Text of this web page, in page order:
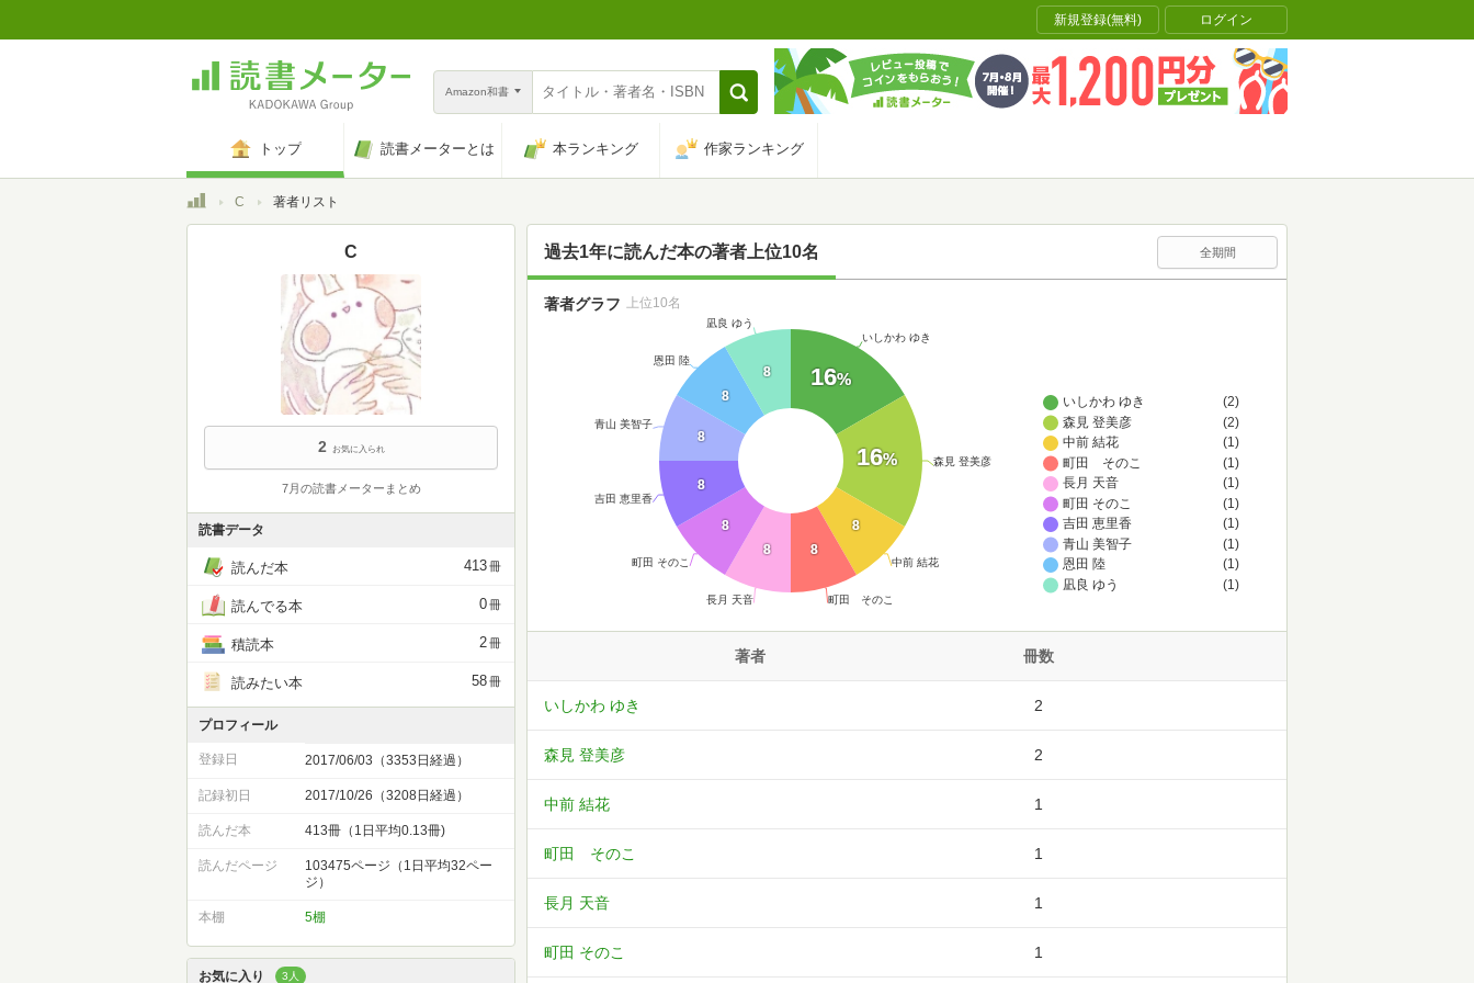
新規登録(無料) ログイン
Amazon和書
トップ 読書メーターとは 本ランキング 作家ランキング
トップ
C 著者リスト
C
2 お気に入られ
7月の読書メーターまとめ
読書データ
読んだ本 413冊
読んでる本 0冊
積読本 2冊
読みたい本 58冊
プロフィール
登録日 2017/06/03（3353日経過）
記録初日 2017/10/26（3208日経過）
読んだ本 413冊（1日平均0.13冊)
読んだページ
103475ページ（1日平均32ペー
ジ）
本棚 5棚
お気に入り 3人
過去1年に読んだ本の著者上位10名 全期間
いしかわ ゆき
(2)
森見 登美彦
(2)
中前 結花
(1)
町田 そのこ
(1)
長月 天音
(1)
町田 そのこ
(1)
吉田 恵里香
(1)
青山 美智子
(1)
恩田 陸
(1)
凪良 ゆう
(1)
16%
いしかわ ゆき
16% 森見 登美彦
8
中前 結花
8
町田 そのこ
8
長月 天音
8
町田 そのこ
8
吉田 恵里香
8
青山 美智子
8
恩田 陸
8
凪良 ゆう
著者グラフ 上位10名
著者 冊数
いしかわ ゆき 2
森見 登美彦 2
中前 結花 1
町田 そのこ 1
長月 天音 1
町田 そのこ 1